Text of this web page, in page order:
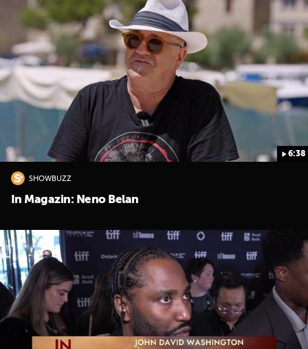
6:38
SHOWBUZZ
In Magazin: Neno Belan